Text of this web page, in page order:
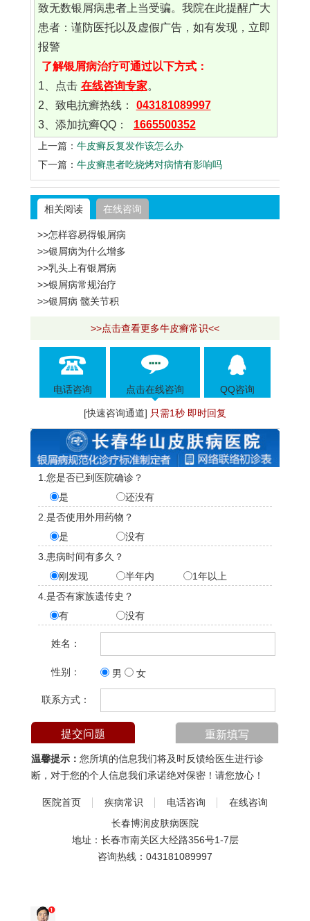
致无数银屑病患者上当受骗。我院在此提醒广大
患者：谨防医托以及虚假广告，如有发现，立即
报警
了解银屑病治疗可通过以下方式：
1、点击 在线咨询专家。
2、致电抗癣热线：
043181089997
3、添加抗癣QQ：
1665500352
上一篇： 牛皮癣反复发作该怎么办
下一篇： 牛皮癣患者吃烧烤对病情有影响吗
相关阅读 在线咨询
>>怎样容易得银屑病
>>银屑病为什么增多
>>乳头上有银屑病
>>银屑病常规治疗
>>银屑病 髋关节积
>>点击查看更多牛皮癣常识<<
电话咨询 点击在线咨询 QQ咨询
[快速咨询通道] 只需1秒 即时回复
1.您是否已到医院确诊？
是
还没有
2.是否使用外用药物？
是
没有
3.患病时间有多久？
刚发现
半年内
1年以上
4.是否有家族遗传史？
有
没有
姓名：
性别： 男 女
联系方式：
温馨提示： 您所填的信息我们将及时反馈给医生进行诊
断，对于您的个人信息我们承诺绝对保密！请您放心！
医院首页 疾病常识 电话咨询
在线咨询
长春博润皮肤病医院
地址：长春市南关区大经路356号1-7层
咨询热线： 043181089997